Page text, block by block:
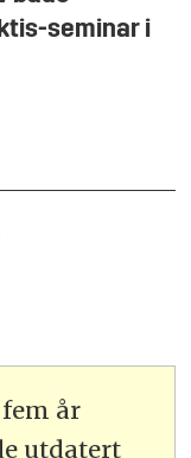
seminar i
år
utdatert